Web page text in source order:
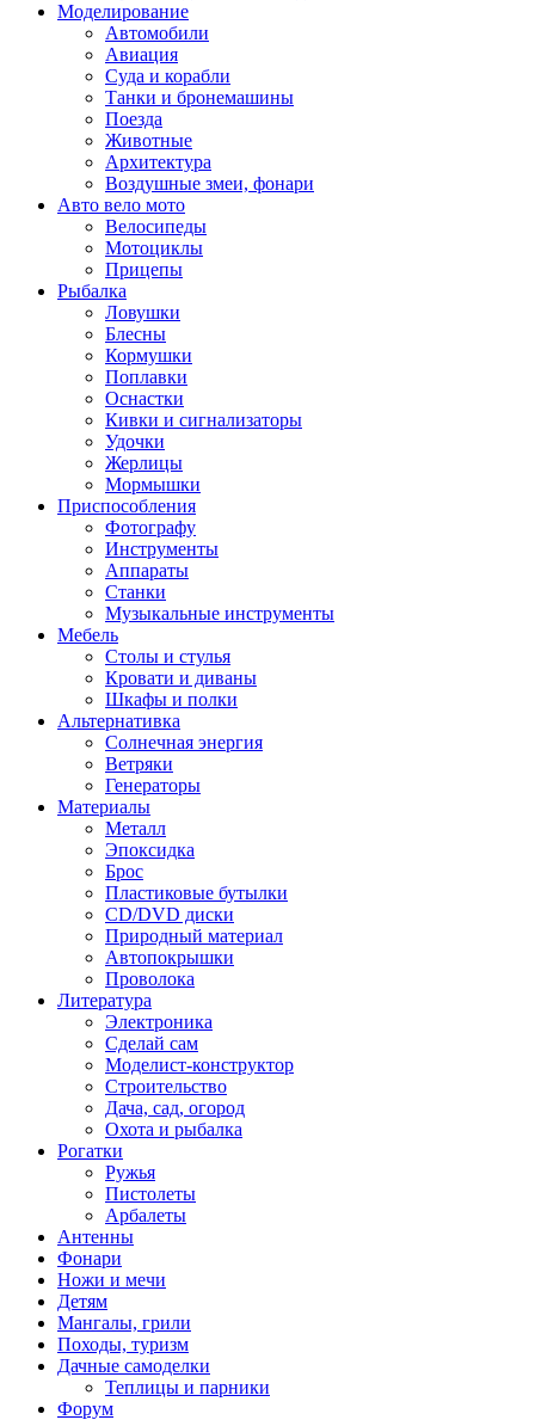
Моделирование
Автомобили
Авиация
Суда и корабли
Танки и бронемашины
Поезда
Животные
Архитектура
Воздушные змеи, фонари
Авто вело мото
Велосипеды
Мотоциклы
Прицепы
Рыбалка
Ловушки
Блесны
Кормушки
Поплавки
Оснастки
Кивки и сигнализаторы
Удочки
Жерлицы
Мормышки
Приспособления
Фотографу
Инструменты
Аппараты
Станки
Музыкальные инструменты
Мебель
Столы и стулья
Кровати и диваны
Шкафы и полки
Альтернативка
Солнечная энергия
Ветряки
Генераторы
Материалы
Металл
Эпоксидка
Брос
Пластиковые бутылки
CD/DVD диски
Природный материал
Автопокрышки
Проволока
Литература
Электроника
Сделай сам
Моделист-конструктор
Строительство
Дача, сад, огород
Охота и рыбалка
Рогатки
Ружья
Пистолеты
Арбалеты
Антенны
Фонари
Ножи и мечи
Детям
Мангалы, грили
Походы, туризм
Дачные самоделки
Теплицы и парники
Форум